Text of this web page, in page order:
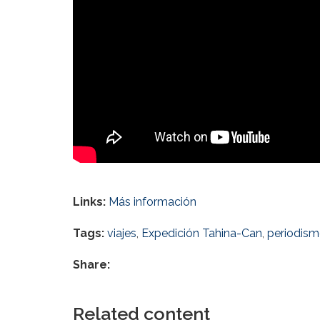
Links: Más información
Tags: viajes, Expedición Tahina-Can,
Share:
Related content